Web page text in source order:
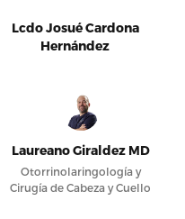
Lcdo Josué Cardona
Hernández
Laureano Giraldez MD
Otorrinolaringología y
Cirugía de Cabeza y Cuello